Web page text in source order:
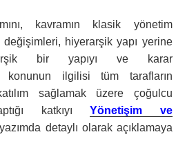
kavramın klasik yönetim
hiyerarşik yapı yerine
bir yapıyı ve karar
konunun ilgilisi tüm tarafların
sağlamak üzere çoğulcu
katkıyıYönetişim ve
detaylı olarak açıklamaya